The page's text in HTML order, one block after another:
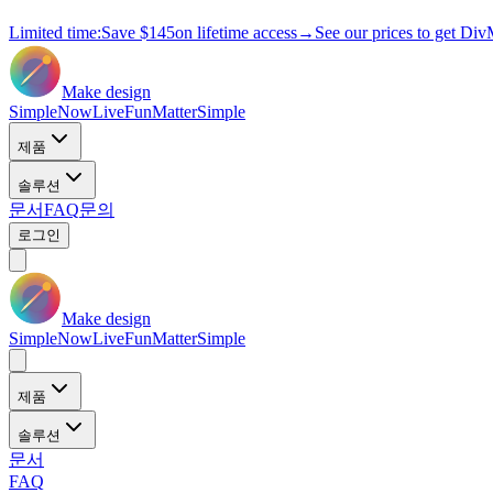
Limited time:Save $145on lifetime access→ See our prices to get
Make design
SimpleNowLiveFunMatterSimple
제품
솔루션
문서FAQ문의
로그인
Make design
SimpleNowLiveFunMatterSimple
제품
솔루션
문서
FAQ